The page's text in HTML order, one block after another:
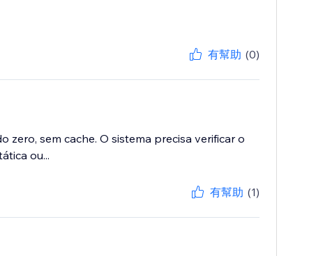
有幫助 (0)
sem cache. O sistema precisa verificar o
ou...
有幫助 (1)